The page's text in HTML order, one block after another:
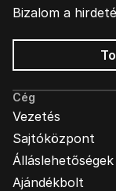
Bizalom a
Cég
Vezetés
Sajtóközpont
Álláslehetőségek
Ajándékbolt